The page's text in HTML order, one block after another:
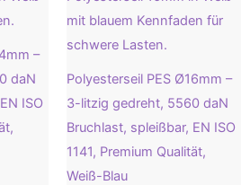
–
daN
ISO
Polyesterseil PES Ø16mm –
3-litzig gedreht, 5560 daN
Bruchlast, spleißbar, EN ISO
1141, Premium Qualität,
Weiß-Blau